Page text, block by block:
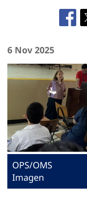
6 Nov 2025
OPS/OMS
Imagen